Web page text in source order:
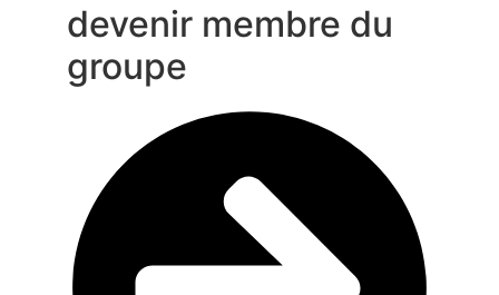
devenir membre du
groupe